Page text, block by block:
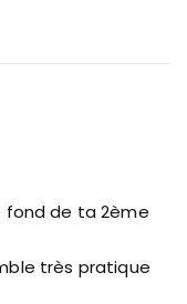
fond de ta 2ème
très pratique